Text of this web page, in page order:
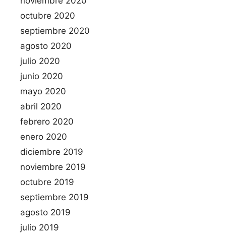
octubre 2020
septiembre 2020
agosto 2020
julio 2020
junio 2020
mayo 2020
abril 2020
febrero 2020
enero 2020
diciembre 2019
noviembre 2019
octubre 2019
septiembre 2019
agosto 2019
julio 2019